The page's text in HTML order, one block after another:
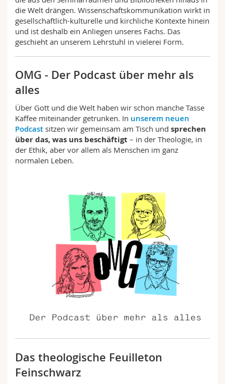
Math.-Nat. und Med. Fak.
Interfakultär
Mitarbeitende
Doktorierende
Webmail
Vorlesungsverzeichnis
die Welt drängen. Wissenschaftskommunikation wirkt in
gesellschaftlich-kulturelle und kirchliche Kontexte hinein
und ist deshalb ein Anliegen unseres Fachs. Das
geschieht an unserem Lehrstuhl in vielerei Form.
OMG - Der Podcast über mehr als
alles
Über Gott und die Welt haben wir schon manche Tasse
Kaffee miteinander getrunken. In unserem neuen
Podcast sitzen wir gemeinsam am Tisch und sprechen
über das, was uns beschäftigt – in der Theologie, in
der Ethik, aber vor allem als Menschen im ganz
normalen Leben.
Das theologische Feuilleton
Feinschwarz